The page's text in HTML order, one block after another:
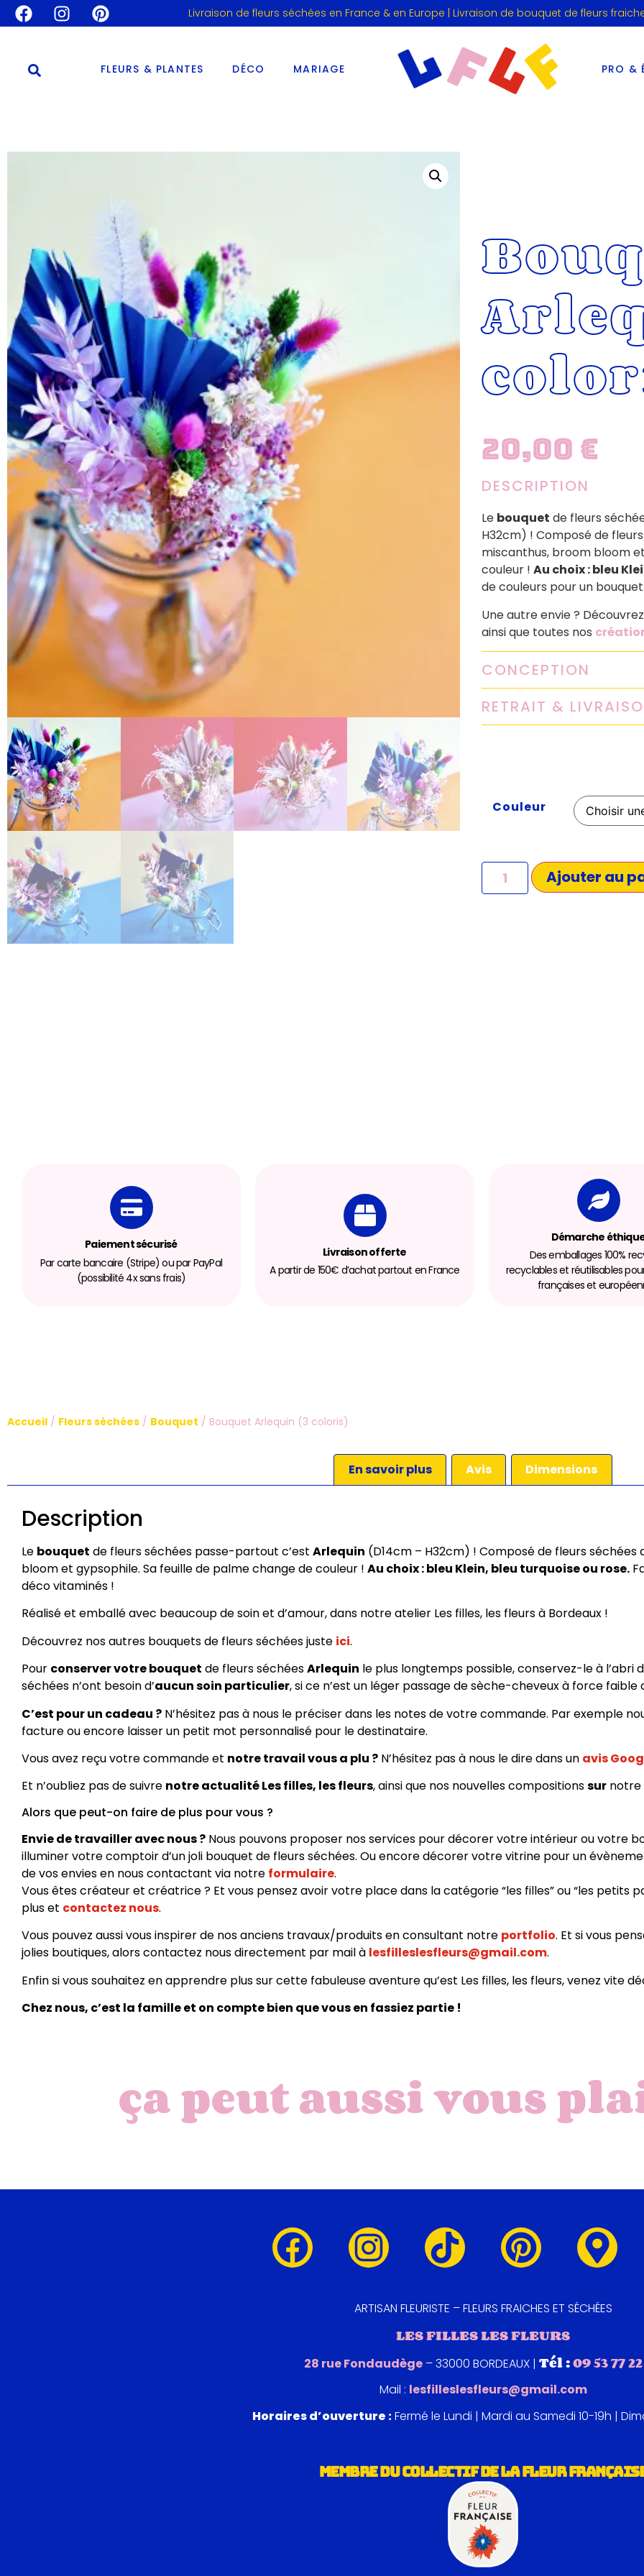
Livraison de fleurs séchées en France & en Europe | Livraison de bouquet de fleurs
FLEURS & PLANTES DÉCO MARIAGE PRO &
20,00 €
DESCRIPTION
Le bouquet de fleurs
H32cm) ! Composé de
miscanthus, broom bloom
couleur ! Au choix : bleu
de couleurs pour un
Une autre envie ?
ainsi que toutes nos
CONCEPTION
RETRAIT &
Couleur
Ajouter au
Paiement sécurisé
Par carte bancaire (Stripe) ou par PayPal
(possibilité 4x sans frais)
Livraison offerte
A partir de 150€ d’achat partout en France
Démarche
Des emballages 100%
recyclables et réutilisables
françaises et
Accueil / Fleurs séchées / Bouquet / Bouquet Arlequin (3 coloris)
En savoir plus Avis Dimensions
Description
Le bouquet de fleurs séchées passe-partout c’est Arlequin (D14cm – H32cm) ! Composé de fleurs
bloom et gypsophile. Sa feuille de palme change de couleur ! Au choix : bleu Klein, bleu turquoise ou rose.
déco vitaminés !
Réalisé et emballé avec beaucoup de soin et d’amour, dans notre atelier Les filles, les fleurs à Bordeaux !
Découvrez nos autres bouquets de fleurs séchées juste ici.
Pour conserver votre bouquet de fleurs séchéesArlequin le plus longtemps possible, conservez-le à l’abri
séchées n’ont besoin d’aucun soin particulier, si ce n’est un léger passage de sèche-cheveux à force
C’est pour un cadeau ? N’hésitez pas à nous le préciser dans les notes de votre commande. Par exemple
facture ou encore laisser un petit mot personnalisé pour le destinataire.
Vous avez reçu votre commande et notre travail vous a plu ? N’hésitez pas à nous le dire dans un avis
Et n’oubliez pas de suivre notre actualité Les filles, les fleurs, ainsi que nos nouvelles compositionssur notre
Alors que peut-on faire de plus pour vous ?
Envie de travailler avec nous ? Nous pouvons proposer nos services pour décorer votre intérieur ou votre
illuminer votre comptoir d’un joli bouquet de fleurs séchées. Ou encore décorer votre vitrine pour un
de vos envies en nous contactant via notre formulaire.
Vous êtes créateur et créatrice ? Et vous pensez avoir votre place dans la catégorie “les filles” ou “les petits
plus et contactez nous.
Vous pouvez aussi vous inspirer de nos anciens travaux/produits en consultant notre portfolio. Et si vous
jolies boutiques, alors contactez nous directement par mail à lesfilleslesfleurs@gmail.com.
Enfin si vous souhaitez en apprendre plus sur cette fabuleuse aventure qu’est Les filles, les fleurs, venez vite
Chez nous, c’est la famille et on compte bien que vous en fassiez partie !
ça peut aussi vous
ARTISAN FLEURISTE – FLEURS FRAICHES ET SÉCHÉES
LES FILLES LES FLEURS
28 rue Fondaudège– 33000 BORDEAUX | Tél :09 53 77
Mail : lesfilleslesfleurs@gmail.com
Horaires d’ouverture :Fermé le Lundi | Mardi au Samedi 10-19h |
MEMBRE DU COLLECTIF DE LA FLEUR